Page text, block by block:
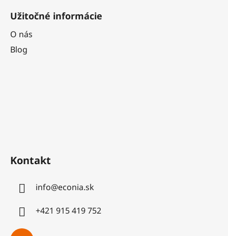
Užitočné informácie
O nás
Blog
Kontakt
info@econia.sk
+421 915 419 752